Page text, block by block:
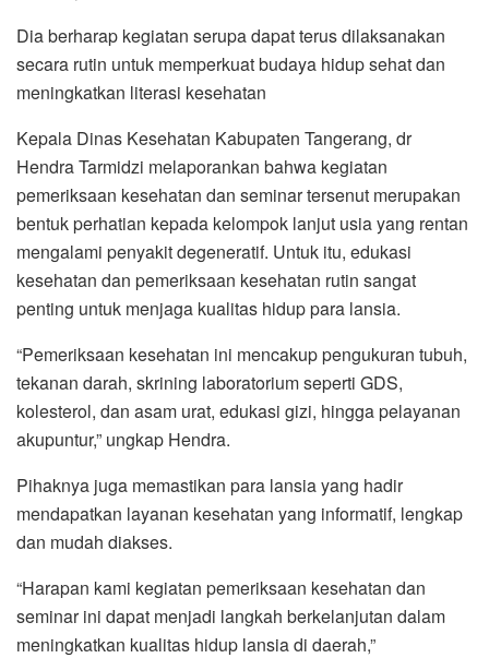
Dia berharap kegiatan serupa dapat terus dilaksanakan
secara rutin untuk memperkuat budaya hidup sehat dan
meningkatkan literasi kesehatan
Kepala Dinas Kesehatan Kabupaten Tangerang, dr
Hendra Tarmidzi melaporankan bahwa kegiatan
pemeriksaan kesehatan dan seminar tersenut merupakan
bentuk perhatian kepada kelompok lanjut usia yang rentan
mengalami penyakit degeneratif. Untuk itu, edukasi
kesehatan dan pemeriksaan kesehatan rutin sangat
penting untuk menjaga kualitas hidup para lansia.
“Pemeriksaan kesehatan ini mencakup pengukuran tubuh,
tekanan darah, skrining laboratorium seperti GDS,
kolesterol, dan asam urat, edukasi gizi, hingga pelayanan
akupuntur,” ungkap Hendra.
Pihaknya juga memastikan para lansia yang hadir
mendapatkan layanan kesehatan yang informatif, lengkap
dan mudah diakses.
“Harapan kami kegiatan pemeriksaan kesehatan dan
seminar ini dapat menjadi langkah berkelanjutan dalam
meningkatkan kualitas hidup lansia di daerah,”